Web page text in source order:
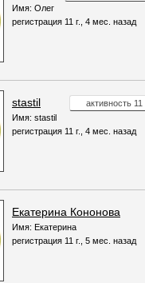
Имя: Олег
регистрация 11 г., 4 мес. назад
stastil
активность
Имя: stastil
регистрация 11 г., 4 мес. назад
Екатерина Кононова
Имя: Екатерина
регистрация 11 г., 5 мес. назад